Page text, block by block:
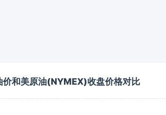
价和美原油(NYMEX)收盘价格对比